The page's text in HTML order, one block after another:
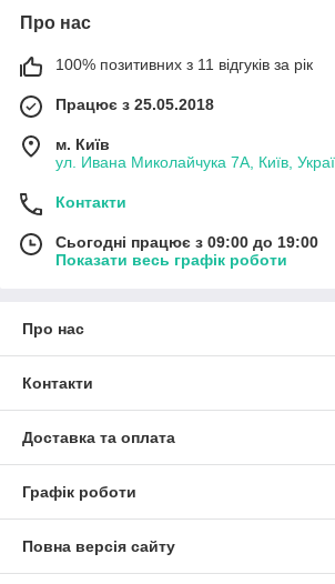
Про нас
100% позитивних з 11 відгуків за рік
Працює з 25.05.2018
м. Київ
ул. Ивана Миколайчука 7А, Київ,
Контакти
Сьогодні працює з 09:00 до 19:00
Показати весь графік роботи
Про нас
Контакти
Доставка та оплата
Графік роботи
Повна версія сайту